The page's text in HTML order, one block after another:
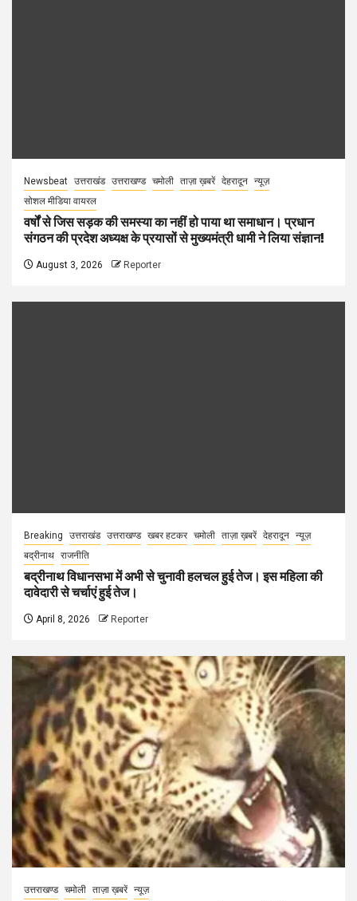
Newsbeat उत्तराखंड उत्तराखण्ड चमोली ताज़ा ख़बरें देहरादून न्यूज़
सोशल मीडिया वायरल
वर्षों से जिस सड़क की समस्या का नहीं हो पाया था समाधान। प्रधान
संगठन की प्रदेश अध्यक्ष के प्रयासों से मुख्यमंत्री धामी ने लिया संज्ञान!
August 3, 2026 Reporter
Breaking उत्तराखंड उत्तराखण्ड खबर हटकर चमोली ताज़ा ख़बरें देहरादून न्यूज़
बद्रीनाथ राजनीति
बद्रीनाथ विधानसभा में अभी से चुनावी हलचल हुई तेज। इस महिला की
दावेदारी से चर्चाएं हुई तेज।
April 8, 2026 Reporter
उत्तराखण्ड चमोली ताज़ा ख़बरें न्यूज़